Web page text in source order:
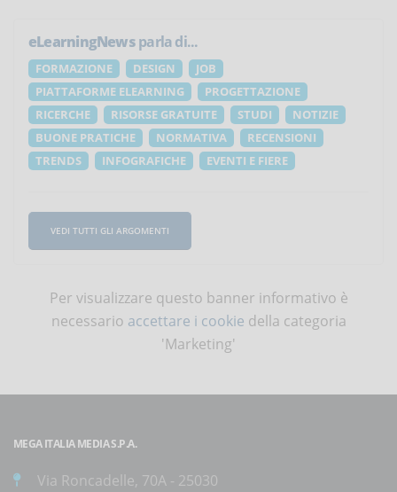
eLearningNewsparla di...
FORMAZIONE DESIGN
JOB
PIATTAFORME ELEARNING
PROGETTAZIONE
RICERCHE
RISORSE GRATUITE STUDI
NOTIZIE
BUONE PRATICHE
NORMATIVA
RECENSIONI
TRENDS
INFOGRAFICHE EVENTI E FIERE
VEDI TUTTI GLI ARGOMENTI
Per visualizzare questo banner informativo è
necessario accettare i cookie della categoria
'Marketing'
MEGA ITALIA MEDIA S.P.A.
Via Roncadelle, 70A - 25030